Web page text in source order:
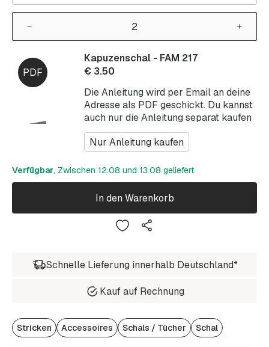
Die Anleitung wird per Email an deine
Adresse als PDF geschickt. Du kannst
auch nur die Anleitung separat kaufen
Nur Anleitung kaufen
Kapuzenschal - FAM 217
€ 3.50
Verfügbar, Zwischen 12.08 und 13.08 geliefert
In den Warenkorb
Schnelle Lieferung innerhalb Deutschland*
Kauf auf Rechnung
Stricken Accessoires Schals / Tücher Schal